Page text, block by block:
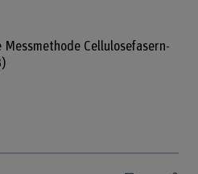
Messmethode Cellulosefasern-